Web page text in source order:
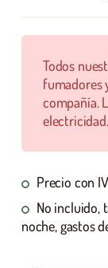
Todos
fumadores
compañía.
electricidad.
Precio con
No incluido,
noche, gastos